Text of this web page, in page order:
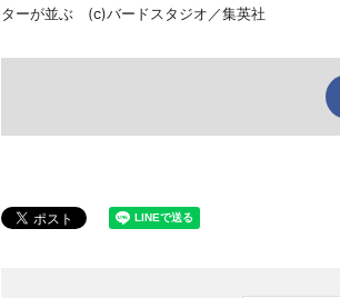
ターが並ぶ (c)バードスタジオ／集英社